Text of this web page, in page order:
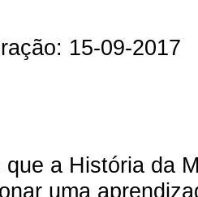
15-09-2017
que a História da
uma